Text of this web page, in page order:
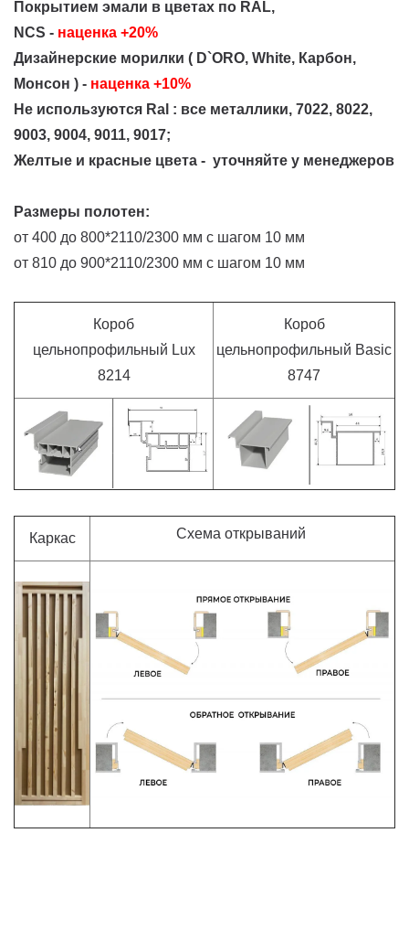
Покрытием эмали в цветах по RAL,
NCS - наценка +20%
Дизайнерские морилки ( D`ORO, White, Карбон,
Монсон ) - наценка +10%
Не используются Ral : все металлики, 7022, 8022,
9003, 9004, 9011, 9017;
Желтые и красные цвета - уточняйте у менеджеров
Размеры полотен:
от 400 до 800*2110/2300 мм с шагом 10 мм
от 810 до 900*2110/2300 мм с шагом 10 мм
Короб
цельнопрофильный Lux
8214
Короб
цельнопрофильный Basic
8747
Каркас Схема открываний